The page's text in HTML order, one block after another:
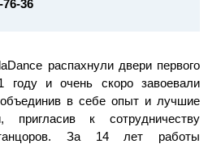
76-36
распахнули двери первого
году и очень скоро завоевали
в себе опыт и лучшие
пригласив к сотрудничеству
За 14 лет работы